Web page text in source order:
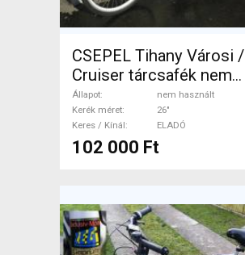
CSEPEL Tihany Városi /
Cruiser tárcsafék nem
használt ELADÓ
Állapot
nem használt
Kerék méret
26"
Keres / Kínál
ELADÓ
102 000 Ft